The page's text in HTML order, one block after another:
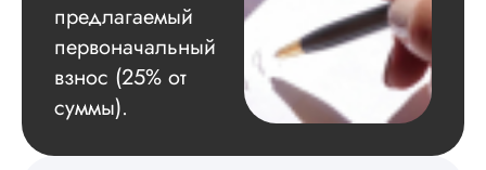
Дата:2024-11-20
Удобная форма
оплаты, есть
официальный
работу выполнили
оговоренные
сдачи,
предлагаемый
первоначальный
взнос (25% от
суммы).